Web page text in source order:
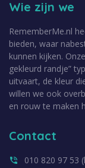
Contact
010 820 97 53
Wie zijn we
RememberMe.nl
bieden, waar
kunnen kijken.
gekleurd randje”
uitvaart, de kleur
willen we ook
en rouw te maken